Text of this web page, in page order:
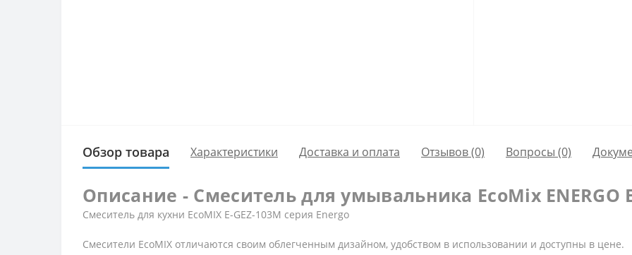
Обзор товара Характеристики Доставка и оплата Отзывов (0) Вопросы (0)
Описание - Смеситель для умывальника EcoMix ENERGO
Смеситель для кухни EcoMIX E-GEZ-103M серия Energo
Смесители EcoMIX отличаются своим облегченным дизайном, удобством в использовании и доступны в цене.